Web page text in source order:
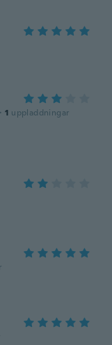
· 1 uppladdningar